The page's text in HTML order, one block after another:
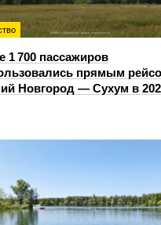
1 700 пассажиров
прямым
Новгород — Сухум в